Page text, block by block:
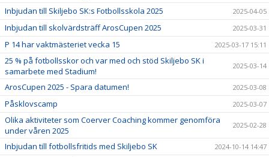
Inbjudan till Skiljebo SK:s Fotbollsskola 2025 2025-04-05
Inbjudan till skolvärdsträff ArosCupen 2025 2025-03-31
P 14 har vaktmästeriet vecka 15 2025-03-17 15:11
25 % på fotbollsskor och var med och stöd Skiljebo SK i
samarbete med Stadium!
2025-03-14
ArosCupen 2025 - Spara datumen! 2025-03-08
Påsklovscamp 2025-03-07
Olika aktiviteter som Coerver Coaching kommer genomföra
under våren 2025
2025-02-28
Inbjudan till fotbollsfritids med Skiljebo SK 2024-10-14 14:47